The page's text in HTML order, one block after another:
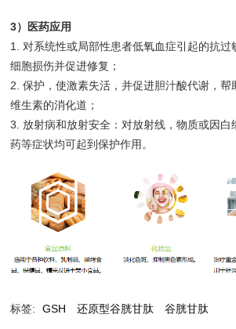
3）医药应用
1. 对系统性或局部性患者低氧血症引起的抗过
细胞损伤并促进修复；
2. 保护，使激素失活，并促进胆汁酸代谢，帮
维生素的消化道；
3. 放射病和放射安全：对放射线，物质或因白
药等症状均可起到保护作用。
标签: GSH 还原型谷胱甘肽 谷胱甘肽